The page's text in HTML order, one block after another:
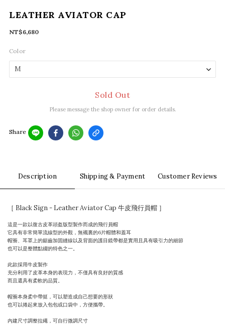
LEATHER AVIATOR CAP
NT$6,680
Color
Sold Out
Please message the shop owner for order details.
Share
Description Shipping & Payment Customer Reviews
［ Black Sign - Leather Aviator Cap 牛皮飛行員帽 ］
這是一款以復古皮革頭盔版型製作而成的飛行員帽
它具有非常簡單流線型的外觀，無襯裏的6片帽體和蓋耳
帽簷、耳罩上的鋸齒加固縫線以及背面的護目鏡帶都是實用且具有吸引力的細節
也可以是整體點綴的特色之一。
此款採用牛皮製作
充分利用了皮革本身的表現力，不僅具有良好的質感
而且還具有柔軟的品質。
帽簷本身柔中帶挺，可以塑造成自己想要的形狀
也可以捲起來放入包包或口袋中，方便攜帶。
內建尺寸調整拉繩，可自行微調尺寸